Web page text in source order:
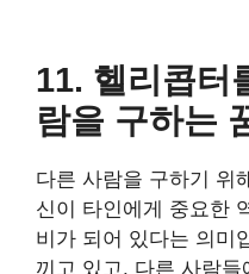
11. 헬리콥터
람을 구하는
다른 사람을 구하기 위
신이 타인에게 중요한
비가 되어 있다는 의미
끼고 있고, 다른 사람